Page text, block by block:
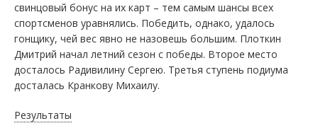
свинцовый бонус на их карт – тем самым шансы всех
спортсменов уравнялись. Победить, однако, удалось
гонщику, чей вес явно не назовешь большим. Плоткин
Дмитрий начал летний сезон с победы. Второе место
досталось Радивилину Сергею. Третья ступень подиума
досталась Кранкову Михаилу.
Результаты